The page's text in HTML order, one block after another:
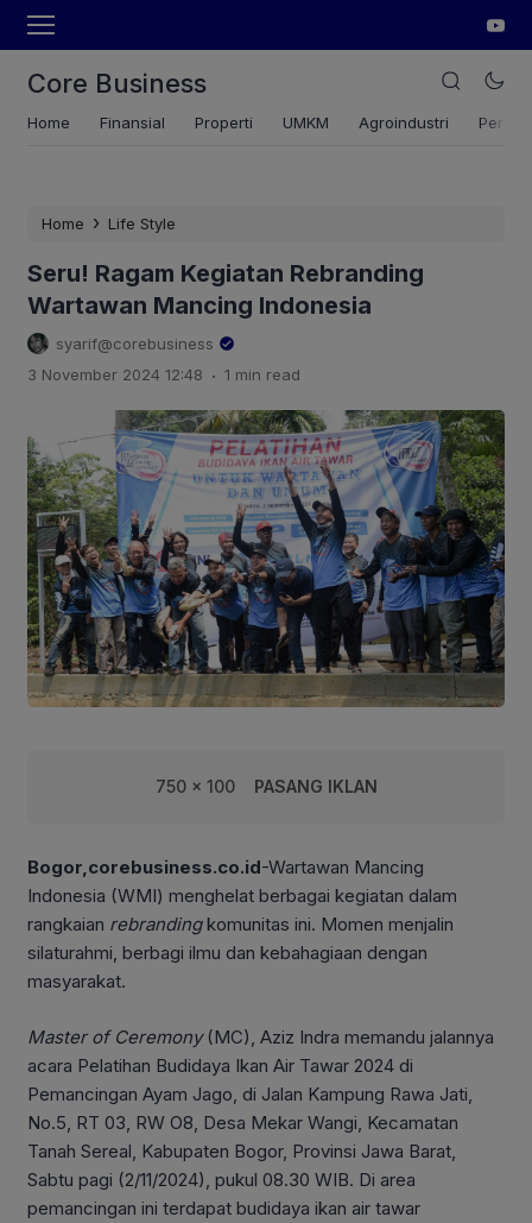
Core Business
Home Finansial Properti UMKM Agroindustri
Home › Life Style
Seru! Ragam Kegiatan Rebranding
Wartawan Mancing Indonesia
syarif@corebusiness
3 November 2024 12:48 . 1 min read
750 x 100 PASANG IKLAN
Bogor,corebusiness.co.id-Wartawan Mancing
Indonesia (WMI) menghelat berbagai kegiatan dalam
rangkaian rebrandingkomunitas ini. Momen menjalin
silaturahmi, berbagi ilmu dan kebahagiaan dengan
masyarakat.
Master of Ceremony (MC), Aziz Indra memandu jalannya
acara Pelatihan Budidaya Ikan Air Tawar 2024 di
Pemancingan Ayam Jago, di Jalan Kampung Rawa Jati,
No.5, RT 03, RW O8, Desa Mekar Wangi, Kecamatan
Tanah Sereal, Kabupaten Bogor, Provinsi Jawa Barat,
Sabtu pagi (2/11/2024), pukul 08.30 WIB. Di area
pemancingan ini terdapat budidaya ikan air tawar